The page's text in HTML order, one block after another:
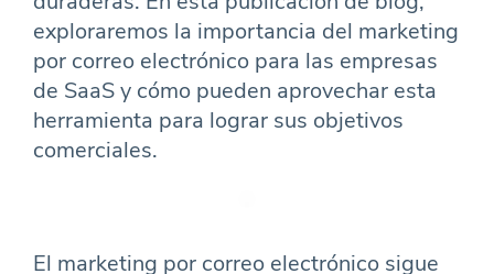
exploraremos la importancia del marketing
por correo electrónico para las empresas
de SaaS y cómo pueden aprovechar esta
herramienta para lograr sus objetivos
comerciales.
El marketing por correo electrónico sigue